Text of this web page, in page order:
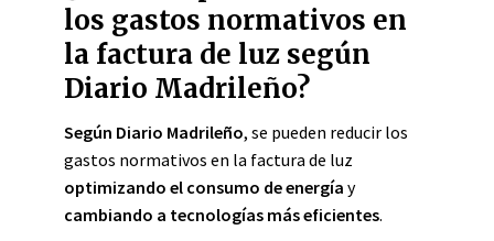
los gastos normativos en
la factura de luz según
Diario Madrileño?
Según Diario Madrileño, se pueden reducir los
gastos normativos en la factura de luz
optimizando el consumo de energía y
cambiando a tecnologías más eficientes.